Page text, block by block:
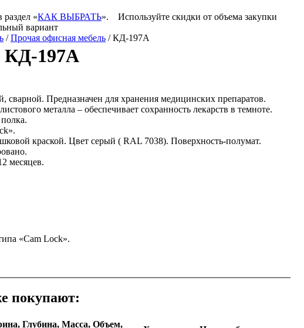
раздел «КАК ВЫБРАТЬ».
Используйте скидки от объема закупки
вариант
/Прочая офисная мебель / КД-197А
КД-197А
сварной. Предназначен для хранения медицинских препаратов.
металла – обеспечивает сохранность лекарств в темноте.
краской. Цвет серый ( RAL 7038). Поверхность-полумат.
месяцев.
«Cam Lock».
покупают:
Глубина, Масса, Объем,